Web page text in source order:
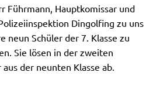
Führmann, Hauptkomissar und
Dingolfing zu uns
neun Schüler der 7. Klasse zu
Sie lösen in der zweiten
der neunten Klasse ab.